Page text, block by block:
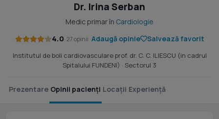
Dr. Irina Serban
Medic primar în Cardiologie
4.0· 27 opinii Adaugă opinie Salvează favorit
Institutul de boli cardiovasculare prof. dr. C. C. ILIESCU (in cadrul
Spitalului FUNDENI) · Sectorul 3
Prezentare Opinii pacienți Locații Experiență